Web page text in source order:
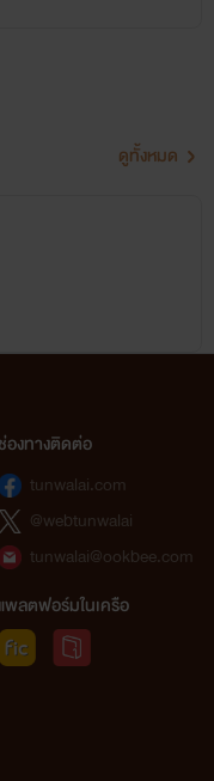
ดูทั้งหมด
องทางติดต่อ
tunwalai.com
@webtunwalai
tunwalai@ookbee.com
แพลตฟอร์มในเครือ